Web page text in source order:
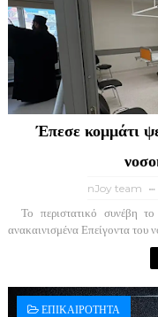
Έπεσε κομμάτι
nJoy team
Το περιστατικό συνέβη
ανακαινισμένα Επείγοντα του
ΕΠΙΚΑΙΡΟΤΗΤΑ